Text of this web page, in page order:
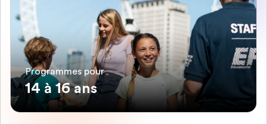
Programmes pour
14 à 16 ans